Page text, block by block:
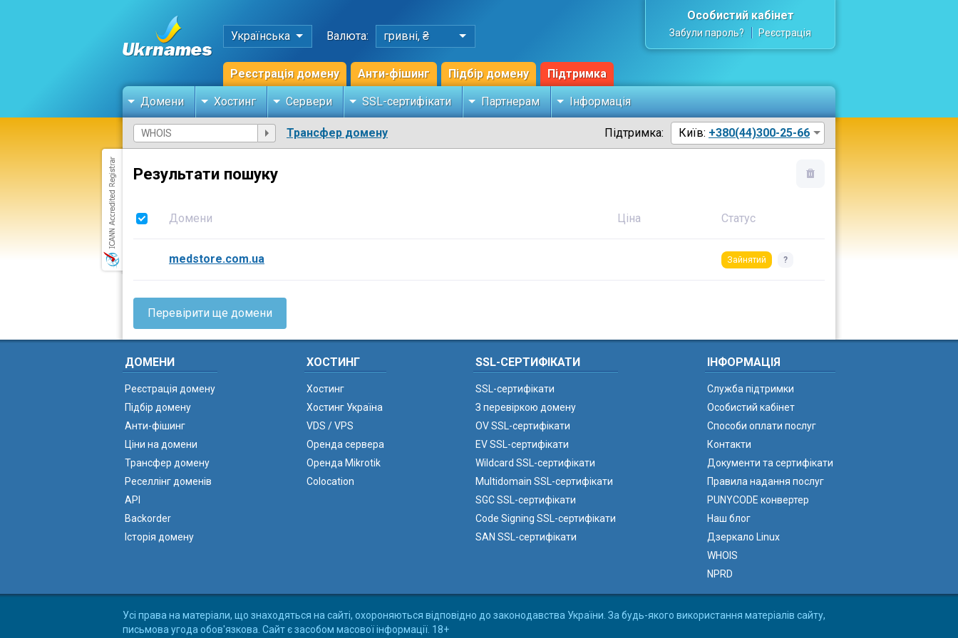
Українська Валюта: гривні, ₴
Реєстрація домену Анти-фішинг Підбір домену Підтримка
Особистий кабінет
Забули пароль? Реєстрація
Домени Хостинг Сервери SSL-сертифікати Партнерам Інформація
Трансфер домену Підтримка: Київ: +380(44)300-25-66
Результати пошуку
Домени Ціна Статус
medstore.com.ua Зайнятий ?
Перевірити ще домени
ДОМЕНИ
Реєстрація домену
Підбір домену
Анти-фішинг
Ціни на домени
Трансфер домену
Реселлінг доменів
API
Backorder
Історія домену
ХОСТИНГ
Хостинг
Хостинг Україна
VDS / VPS
Оренда сервера
Оренда Mikrotik
Colocation
SSL-СЕРТИФІКАТИ
SSL-сертифікати
З перевіркою домену
OV SSL-сертифікати
EV SSL-сертифікати
Wildcard SSL-сертифікати
Multidomain SSL-сертифікати
SGC SSL-сертифікати
Code Signing SSL-сертифікати
SAN SSL-сертифікати
ІНФОРМАЦІЯ
Служба підтримки
Особистий кабінет
Способи оплати послуг
Контакти
Документи та сертифікати
Правила надання послуг
PUNYCODE конвертер
Наш блог
Дзеркало Linux
WHOIS
NPRD
Усі права на матеріали, що знаходяться на сайті, охороняються відповідно до законодавства України. За будь-якого використання матеріалів сайту,
письмова угода обов'язкова. Сайт є засобом масової інформації. 18+